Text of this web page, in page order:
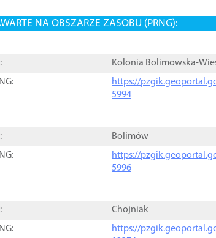
NA OBSZARZE ZASOBU (PRNG):
Kolonia Bolimowska-
https://
5994
Bolimów
https://
5996
Chojniak
https://